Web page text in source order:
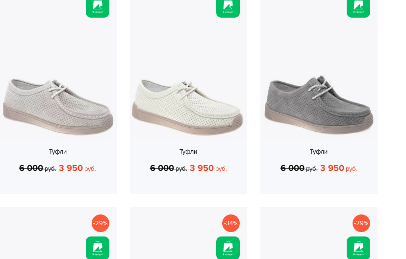
Туфли
6 000руб. 3 950 руб.
Туфли
6 000руб. 3 950руб.
Туфли
6 000руб. 3 950руб.
-29% -34% -29%